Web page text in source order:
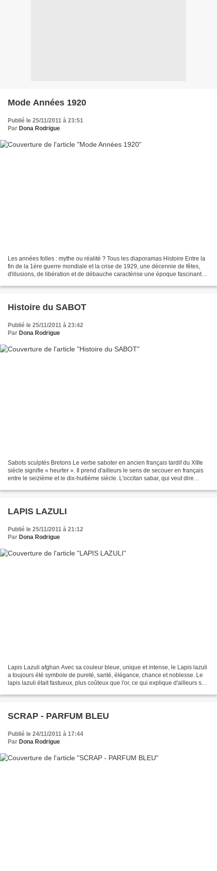
Mode Années 1920
Publié le 25/11/2011 à 23:51
Par Dona Rodrigue
Les années folles : mythe ou réalité ? Tous les diaporamas Histoire Entre la
fin de la 1ère guerre mondiale et la crise de 1929, une décennie de fêtes,
d'illusions, de libération et de débauche caractérise une époque fascinante :
Histoire du SABOT
Publié le 25/11/2011 à 23:42
Par Dona Rodrigue
Sabots sculptés Bretons Le verbe saboter en ancien français tardif du XIIIe
siècle signifie « heurter ». Il prend d'ailleurs le sens de secouer en français
entre le seizième et le dix-huitième siècle. L'occitan sabar, qui veut dire
LAPIS LAZULI
Publié le 25/11/2011 à 21:12
Par Dona Rodrigue
Lapis Lazuli afghan Avec sa couleur bleue, unique et intense, le Lapis lazuli
a toujours été symbole de pureté, santé, élégance, chance et noblesse. Le
lapis lazuli était fastueux, plus coûteux que l'or, ce qui explique d'ailleurs sa
SCRAP - PARFUM BLEU
Publié le 24/11/2011 à 17:44
Par Dona Rodrigue